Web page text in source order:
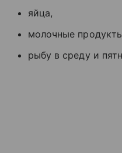
яйца,
молочные
рыбу в среду и